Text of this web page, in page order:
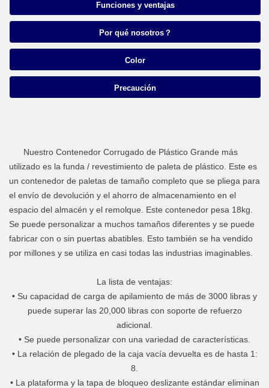
Funciones y ventajas
Por qué nosotros？
Color
Precaución
Nuestro Contenedor Corrugado de Plástico Grande más
utilizado es la funda / revestimiento de paleta de plástico. Este es
un contenedor de paletas de tamaño completo que se pliega para
el envío de devolución y el ahorro de almacenamiento en el
espacio del almacén y el remolque. Este contenedor pesa 18kg.
Se puede personalizar a muchos tamaños diferentes y se puede
fabricar con o sin puertas abatibles. Esto también se ha vendido
por millones y se utiliza en casi todas las industrias imaginables.
La lista de ventajas:
• Su capacidad de carga de apilamiento de más de 3000 libras y
puede superar las 20,000 libras con soporte de refuerzo
adicional.
• Se puede personalizar con una variedad de características.
• La relación de plegado de la caja vacía devuelta es de hasta 1:
8.
• La plataforma y la tapa de bloqueo deslizante estándar eliminan